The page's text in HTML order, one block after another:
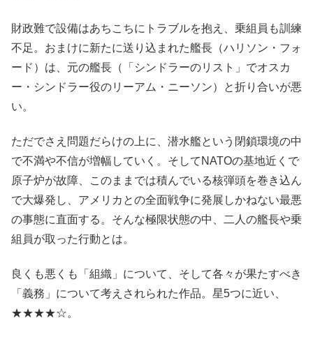
財政難で設備はあちこちにトラブルを抱え、乗組員も訓練
不足。おまけに新たに送り込まれた艦長（ハリソン・フォ
ード）は、元の艦長（「シンドラーのリスト」でオスカ
ー・シンドラー役のリーアム・ニーソン）と折り合いが悪
い。
ただでさえ問題だらけの上に、潜水艦という閉鎖環境の中
で不満や不信が増幅していく。そしてNATOの基地近くで
原子炉が故障、このままでは積んでいる核弾頭を巻き込ん
で大爆発し、アメリカとの全面戦争に発展しかねない最悪
の事態に直面する。そんな極限状態の中、二人の艦長や乗
組員が取った行動とは。
良くも悪くも「組織」について、そして各々が果たすべき
「義務」について考えされられた作品。星5つに近い、
★★★★☆。